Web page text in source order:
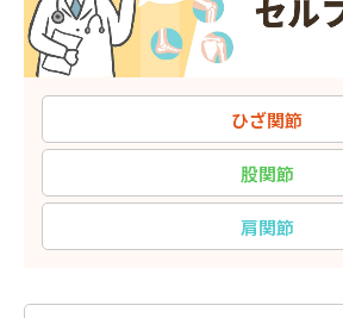
ひざ関節
股関節
肩関節